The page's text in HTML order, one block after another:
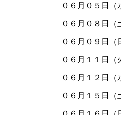
０６月０５日
０６月０８日
０６月０９日
０６月１１日
０６月１２日
０６月１５日